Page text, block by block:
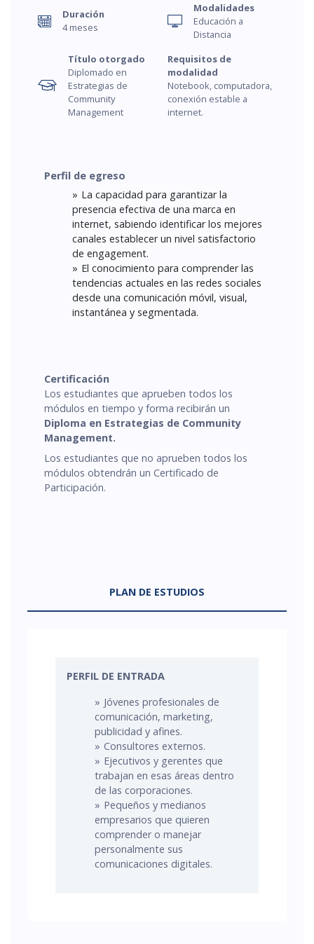
Duración
4 meses
Modalidades
Educación a
Distancia
Título otorgado
Diplomado en
Estrategias de
Community
Management
Requisitos de
modalidad
Notebook, computadora,
conexión estable a
internet.
Perfil de egreso
La capacidad para garantizar la
presencia efectiva de una marca en
internet, sabiendo identificar los mejores
canales establecer un nivel satisfactorio
de engagement.
El conocimiento para comprender las
tendencias actuales en las redes sociales
desde una comunicación móvil, visual,
instantánea y segmentada.
Certificación
Los estudiantes que aprueben todos los
módulos en tiempo y forma recibirán un
Diploma en Estrategias de Community
Management.
Los estudiantes que no aprueben todos los
módulos obtendrán un Certificado de
Participación.
PLAN DE ESTUDIOS
PERFIL DE ENTRADA
Jóvenes profesionales de
comunicación, marketing,
publicidad y afines.
Consultores externos.
Ejecutivos y gerentes que
trabajan en esas áreas dentro
de las corporaciones.
Pequeños y medianos
empresarios que quieren
comprender o manejar
personalmente sus
comunicaciones digitales.